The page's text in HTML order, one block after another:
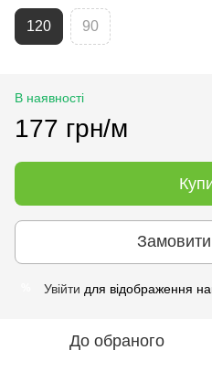
120 90
В наявності
177 грн/м
Увійти для відображення
До обраного